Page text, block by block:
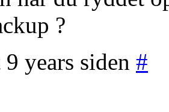
?
years siden #